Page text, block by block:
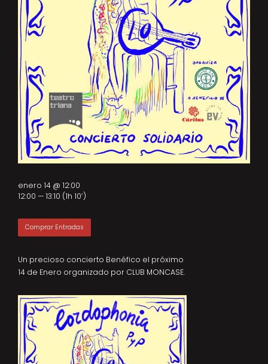
Un precioso concierto Benéfico el próximo
14 de Enero organizado por CLUB MONCASE.
enero 14 @ 12:00
12:00 — 13:10 (1h 10′)
Comprar Entradas